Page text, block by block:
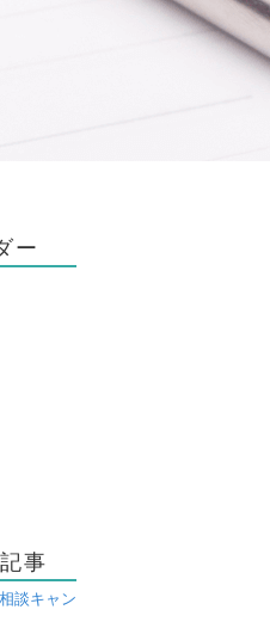
ー
事
談キャン